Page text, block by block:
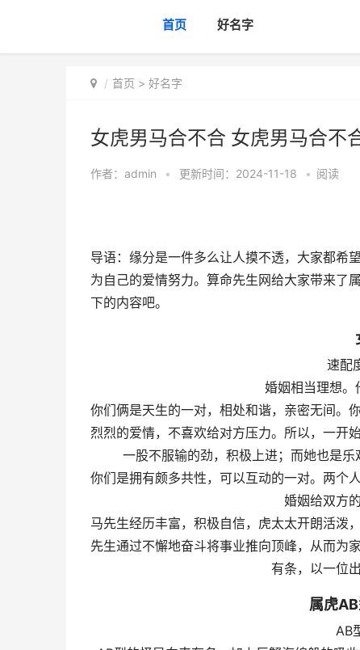
首页 好名字
首页 > 好名字
女虎男马合不合 女虎男马合不
作者： admin • 更新时间：2024-11-18 • 阅读
导语：缘分是一件多么让人摸不透，大家都希
为自己的爱情努力。算命先生网给大家带来了
下的内容吧。
速配
婚姻相当理想。
你们俩是天生的一对，相处和谐，亲密无间。
烈烈的爱情，不喜欢给对方压力。所以，一开
一股不服输的劲，积极上进；而她也是
你们是拥有颇多共性，可以互动的一对。两个
婚姻给双方
马先生经历丰富，积极自信，虎太太开朗活泼
先生通过不懈地奋斗将事业推向顶峰，从而为
有条，以一位
属虎
AB